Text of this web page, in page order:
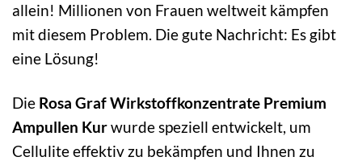
allein! Millionen von Frauen weltweit kämpfen
mit diesem Problem. Die gute Nachricht: Es gibt
eine Lösung!
Die Rosa Graf Wirkstoffkonzentrate Premium
Ampullen Kurwurde speziell entwickelt, um
Cellulite effektiv zu bekämpfen und Ihnen zu